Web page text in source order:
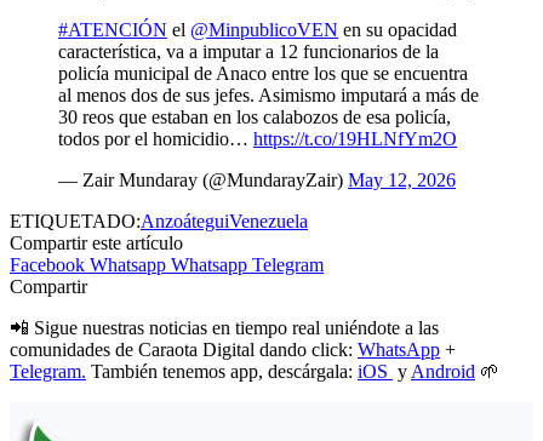
#ATENCIÓN el @MinpublicoVEN en su opacidad
característica, va a imputar a 12 funcionarios de la
policía municipal de Anaco entre los que se encuentra
al menos dos de sus jefes. Asimismo imputará a más de
30 reos que estaban en los calabozos de esa policía,
todos por el homicidio… https://t.co/19HLNfYm2O
— Zair Mundaray (@MundarayZair) May 12, 2026
ETIQUETADO:AnzoáteguiVenezuela
Compartir este artículo
Facebook Whatsapp Whatsapp Telegram
Compartir
📲 Sigue nuestras noticias en tiempo real uniéndote a las
comunidades de Caraota Digital dando click: WhatsApp +
Telegram. También tenemos app, descárgala: iOS y Android 🌱